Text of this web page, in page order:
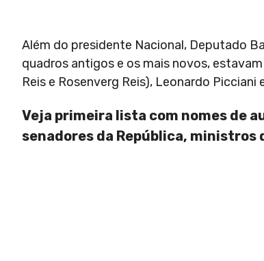
Além do presidente Nacional, Deputado
quadros antigos e os mais novos,
Reis e Rosenverg Reis), Leonardo
Veja primeira lista com nomes de
senadores da República,